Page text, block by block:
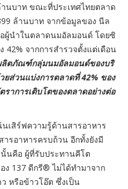
นบาท ขณะที่ประเทศไทยตลาด
ล้านบาท จากข้อมูลของ นีล
อผู้นำในตลาดนมอัลมอนด์ โดยซิ
42% จากการสำรวจตั้งแต่เดือน
ลิตภัณฑ์กลุ่มนมอัลมอนด์ของบริ
ส่วนแบ่งการตลาดที่ 42% ของ
าการเติบโตของตลาดอย่างต่อ
สิร์ฟความรู้ด้านสารอาหาร
รอาหารครบถ้วน อีกทั้งยังมี
นคือ ผู้ที่รับประทานคีโต
137 ดีกรี® ไม่ได้ทำมาจาก
หรือข้าวโอ๊ต ซึ่งเป็น